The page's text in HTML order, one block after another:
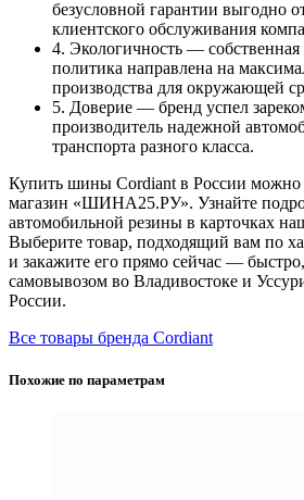
безусловной гарантии выгодно
клиентского обслуживания
4. Экологичность — собственная
политика направлена на
производства для окружающей
5. Доверие — бренд успел
производитель надежной
транспорта разного класса.
Купить шины Cordiant в России можно
магазин «ШИНА25.РУ». Узнайте
автомобильной резины в карточках
Выберите товар, подходящий вам по
и закажите его прямо сейчас —
самовывозом во Владивостоке и
России.
Все товары бренда Cordiant
Похожие по параметрам